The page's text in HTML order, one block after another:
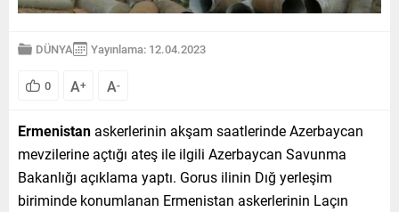
DÜNYA Yayınlama: 12.04.2023
0 A+ A-
Ermenistan askerlerinin akşam saatlerinde Azerbaycan
mevzilerine açtığı ateş ile ilgili Azerbaycan Savunma
Bakanlığı açıklama yaptı. Gorus ilinin Dığ yerleşim
biriminde konumlanan Ermenistan askerlerinin Laçın